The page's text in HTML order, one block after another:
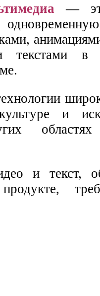
—
текстами в
и
областях
и текст,